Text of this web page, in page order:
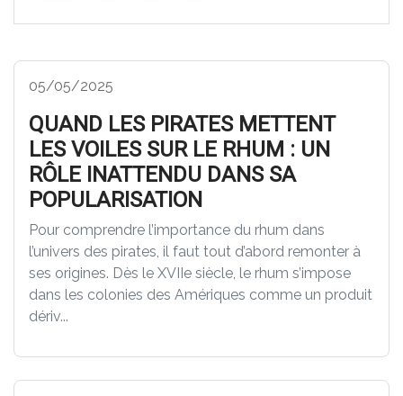
05/05/2025
QUAND LES PIRATES METTENT
LES VOILES SUR LE RHUM : UN
RÔLE INATTENDU DANS SA
POPULARISATION
Pour comprendre l’importance du rhum dans
l’univers des pirates, il faut tout d’abord remonter à
ses origines. Dès le XVIIe siècle, le rhum s’impose
dans les colonies des Amériques comme un produit
dériv...